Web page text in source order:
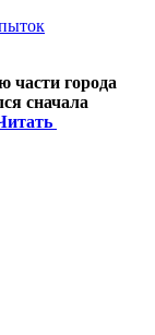
части города
сначала